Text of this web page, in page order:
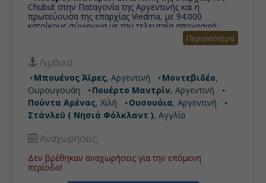
Chubut στην Παταγονία της Αργεντινής και η
πρωτεύουσα της επαρχίας Viedma, με 94.000
κατοίκους σύμφωνα με την τελευταία απογραφή.
Είναι η μεγαλύτερη πόλη νότια
του 46ου παραλλήλου στο νότο και η πρωτεύουσα
στη νοτιότερη περιοχή της Χιλής, Magallanes και
Ανταρκτική Chilena.
• Ουσουάια: Πόλη της Αργεντινής και πρωτεύουσα
της επαρχίας της 'Γης του Πυρός'. Θεωρείται από
πολλούς ως η νοτιότερη πόλη του κόσμου, γεγονός
που συνεισφέρει τα μέγιστα στην τοπική οικονομία.
• Στάνλεϋ ( Νησιά Φόλκλαντ ):Πρωτεύουσα των
νησιών Φώκλαντ, που βρίσκεται στην ανατολική ακτή
και είναι η μοναδική πόλη των νησιών. Τα νησιά
αποτελούν Βρετανικό Υπερπόντιο Έδαφος ενω η
Περισσότερα
Λιμάνια:
Μπουένος Άϊρες, Αργεντινή Μοντεβιδέο,
Ουρουγουάη
Πουέρτο Μαντρίν, Αργεντινή
Πούντα Αρένας, Χιλή Ουσουάια, Αργεντινή
Στάνλεϋ ( Νησιά Φόλκλαντ ), Αγγλία
Αναχωρήσεις:
Δεν βρέθηκαν αναχωρήσεις για την επόμενη
περίοδο!